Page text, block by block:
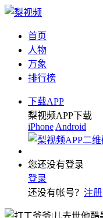
首页
人物
万象
排行榜
下载APP
梨视频APP下载
iPhone Android
您还没有登录
登录
还没有帐号？ 注册